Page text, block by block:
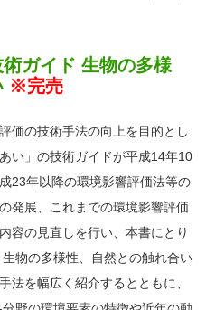
術ガイド 生物の多様
※完売
価の技術手法の向上を目的とし
い」の技術ガイドが平成14年10
23年以降の環境影響評価法等の
発展、これまでの環境影響評価
容の見直しを行い、本書にとり
物の多様性、自然との触れ合い
法を幅広く紹介するとともに、